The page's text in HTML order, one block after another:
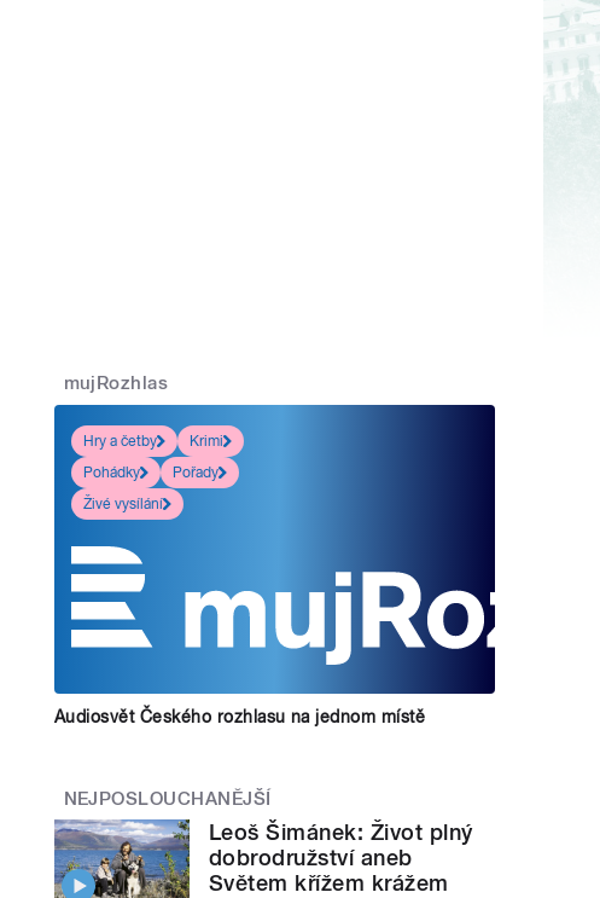
mujRozhlas
Hry a četby
Krimi
Pohádky
Pořady
Živé vysílání
Audiosvět Českého rozhlasu na jednom místě
NEJPOSLOUCHANĚJŠÍ
Leoš Šimánek: Život plný
dobrodružství aneb
Světem křížem krážem